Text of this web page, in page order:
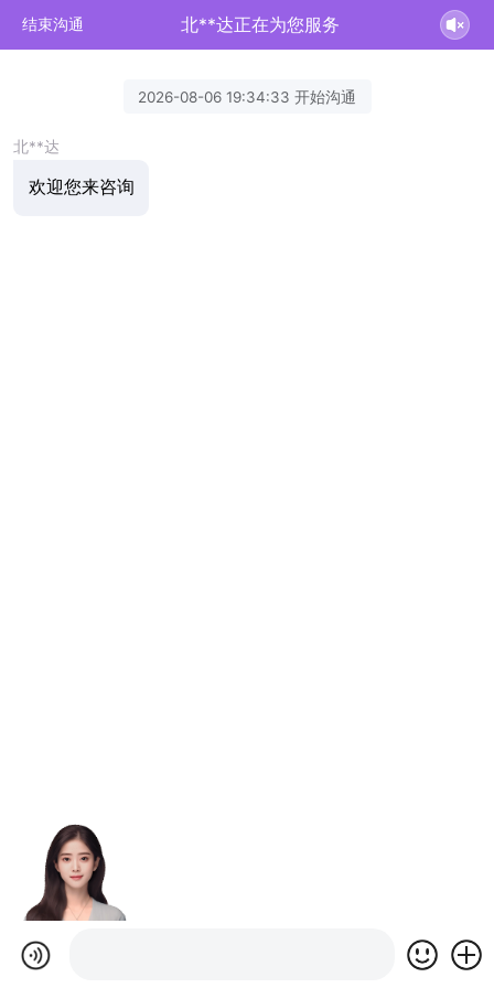
结束沟通 北**达正在为您服务
2026-08-06 19:34:33 开始沟通
北**达
欢迎您来咨询